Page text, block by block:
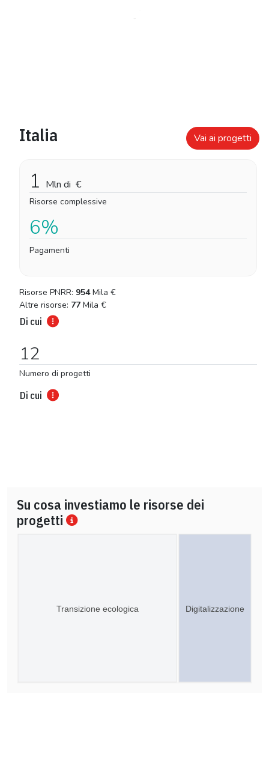
Italia Vai ai progetti
1 Mln di €
Risorse complessive
6%
Pagamenti
Risorse PNRR: 954 Mila €
Altre risorse: 77 Mila €
Di cui
12
Numero di progetti
Di cui
Su cosa investiamo le risorse dei
progetti
Digitalizzazione
Transizione ecologica